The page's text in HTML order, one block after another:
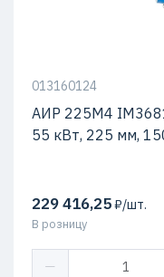
013160124
АИР 225М4
55 кВт, 225 мм,
229 416,25₽/шт.
В розницу